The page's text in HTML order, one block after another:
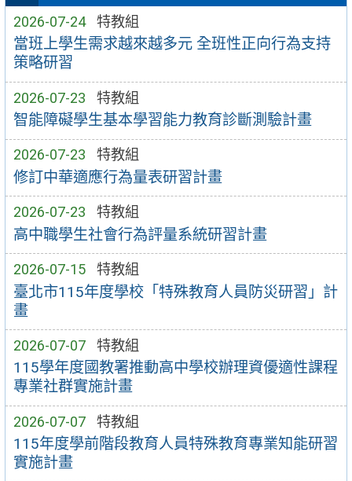
2026-07-24 特教組
當班上學生需求越來越多元 全班性正向行為支持
策略研習
2026-07-23 特教組
智能障礙學生基本學習能力教育診斷測驗計畫
2026-07-23 特教組
修訂中華適應行為量表研習計畫
2026-07-23 特教組
高中職學生社會行為評量系統研習計畫
2026-07-15 特教組
臺北市115年度學校「特殊教育人員防災研習」計
畫
2026-07-07 特教組
115學年度國教署推動高中學校辦理資優適性課程
專業社群實施計畫
2026-07-07 特教組
115年度學前階段教育人員特殊教育專業知能研習
實施計畫